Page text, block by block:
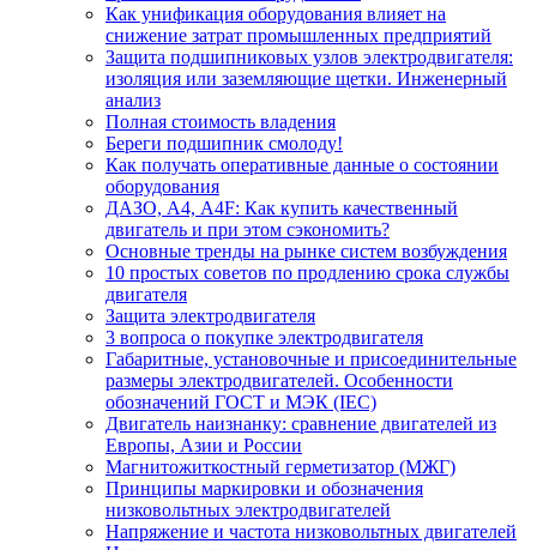
Как унификация оборудования влияет на
снижение затрат промышленных предприятий
Защита подшипниковых узлов электродвигателя:
изоляция или заземляющие щетки. Инженерный
анализ
Полная стоимость владения
Береги подшипник смолоду!
Как получать оперативные данные о состоянии
оборудования
ДАЗО, А4, А4F: Как купить качественный
двигатель и при этом сэкономить?
Основные тренды на рынке систем возбуждения
10 простых советов по продлению срока службы
двигателя
Защита электродвигателя
3 вопроса о покупке электродвигателя
Габаритные, установочные и присоединительные
размеры электродвигателей. Особенности
обозначений ГОСТ и МЭК (IEC)
Двигатель наизнанку: сравнение двигателей из
Европы, Азии и России
Магнитожиткостный герметизатор (МЖГ)
Принципы маркировки и обозначения
низковольтных электродвигателей
Напряжение и частота низковольтных двигателей